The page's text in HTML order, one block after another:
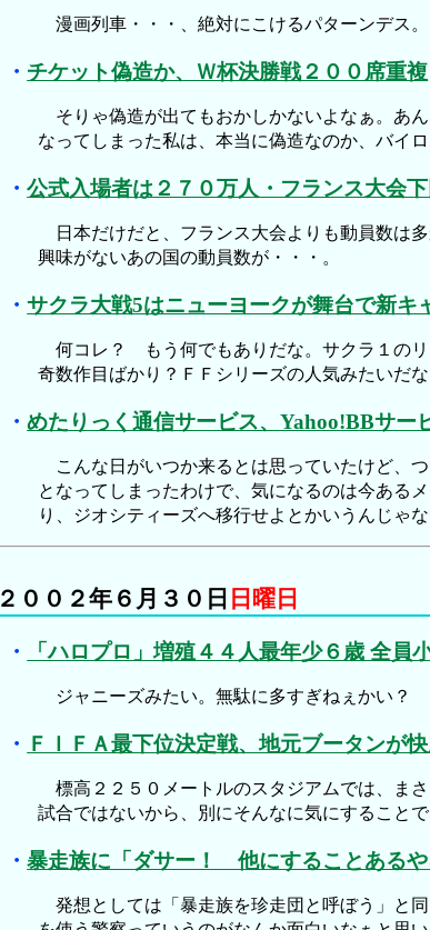
漫画列車・・・、絶対にこけるパターンデス。
・ チケット偽造か、Ｗ杯決勝戦２００席重複
そりゃ偽造が出てもおかしかないよなぁ。あ
なってしまった私は、本当に偽造なのか、バイ
・公式入場者は２７０万人・フランス大会
日本だけだと、フランス大会よりも動員数は
興味がないあの国の動員数が・・・。
・サクラ大戦5はニューヨークが舞台で新キ
何コレ？ もう何でもありだな。サクラ１のリ
奇数作目ばかり？ＦＦシリーズの人気みたいだな
・めたりっく通信サービス、Yahoo!BBサー
こんな日がいつか来るとは思っていたけど、
となってしまったわけで、気になるのは今ある
り、ジオシティーズへ移行せよとかいうんじゃ
２００２年６月３０日 日曜日
・ 「ハロプロ」増殖４４人最年少６歳 全員
ジャニーズみたい。無駄に多すぎねぇかい？
・ ＦＩＦＡ最下位決定戦、地元ブータンが
標高２２５０メートルのスタジアムでは、ま
試合ではないから、別にそんなに気にすること
・暴走族に「ダサー！ 他にすることあるや
発想としては「暴走族を珍走団と呼ぼう」と